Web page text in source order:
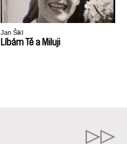
Jan Šikl
Líbám Tě a Miluji